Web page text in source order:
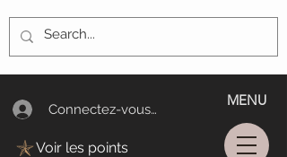
Connectez-vous/Log In
MENU
Voir les points